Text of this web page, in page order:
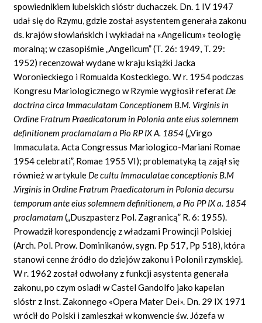
spowiednikiem lubelskich sióstr duchaczek. Dn. 1 IV 1947
udał się do Rzymu, gdzie został asystentem generała zakonu
ds. krajów słowiańskich i wykładał na «Angelicum» teologię
moralną; w czasopiśmie „Angelicum” (T. 26: 1949, T. 29:
1952) recenzował wydane w kraju książki Jacka
Woronieckiego i Romualda Kosteckiego. W r. 1954 podczas
Kongresu Mariologicznego w Rzymie wygłosił referat De
doctrina circa Immaculatam Conceptionem B.M. Virginis in
Ordine Fratrum Praedicatorum in Polonia ante eius solemnem
definitionem proclamatam a Pio RP IX A. 1854(„Virgo
Immaculata. Acta Congressus Mariologico-Mariani Romae
1954 celebrati”, Romae 1955 VI); problematyką tą zajął się
również w artykule De cultu Immaculatae conceptionis B.M
.Virginis in Ordine Fratrum Praedicatorum in Polonia decursu
temporum ante eius solemnem definitionem, a Pio PP IX a. 1854
proclamatam („Duszpasterz Pol. Zagranicą” R. 6: 1955).
Prowadził korespondencję z władzami Prowincji Polskiej
(Arch. Pol. Prow. Dominikanów, sygn. Pp 517, Pp 518), która
stanowi cenne źródło do dziejów zakonu i Polonii rzymskiej.
W r. 1962 został odwołany z funkcji asystenta generała
zakonu, po czym osiadł w Castel Gandolfo jako kapelan
sióstr z Inst. Zakonnego «Opera Mater Dei». Dn. 29 IX 1971
wrócił do Polski i zamieszkał w konwencie św. Józefa w